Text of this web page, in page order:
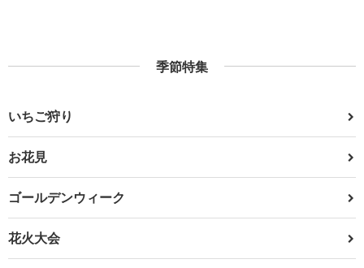
季節特集
いちご狩り
お花見
ゴールデンウィーク
花火大会